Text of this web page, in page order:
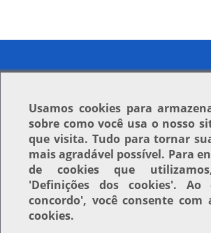
Usamos cookiespara
sobre como você usa o nosso
que visita. Tudo para tornar
mais agradável possível. Para
de cookies que
'Definições dos cookies'. Ao
concordo', você consente com
cookies.